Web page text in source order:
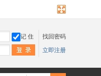
记 住
找回密码
立即注册